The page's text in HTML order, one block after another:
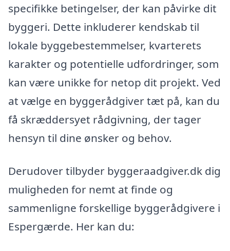
specifikke betingelser, der kan påvirke dit
byggeri. Dette inkluderer kendskab til
lokale byggebestemmelser, kvarterets
karakter og potentielle udfordringer, som
kan være unikke for netop dit projekt. Ved
at vælge en byggerådgiver tæt på, kan du
få skræddersyet rådgivning, der tager
hensyn til dine ønsker og behov.
Derudover tilbyder byggeraadgiver.dk dig
muligheden for nemt at finde og
sammenligne forskellige byggerådgivere i
Espergærde. Her kan du: